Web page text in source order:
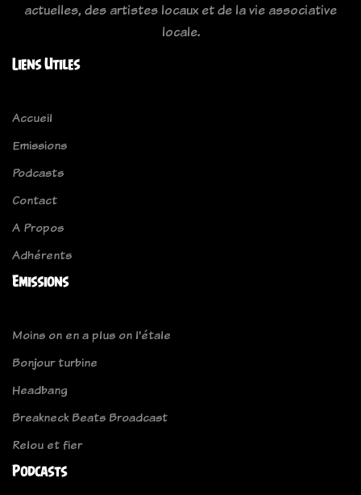
actuelles, des artistes locaux et de la vie associative
locale.
Liens Utiles
Accueil
Emissions
Podcasts
Contact
A Propos
Adhérents
Emissions
Moins on en a plus on l'étale
Bonjour turbine
Headbang
Breakneck Beats Broadcast
Relou et fier
Podcasts